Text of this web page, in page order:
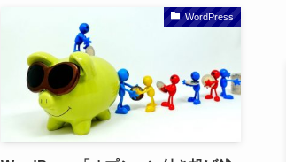
WordPress